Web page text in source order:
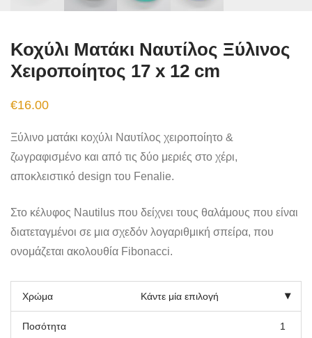
Κοχύλι Ματάκι Ναυτίλος Ξύλινος
Χειροποίητος 17 x 12 cm
€16.00
Ξύλινο ματάκι κοχύλι Ναυτίλος χειροποίητο &
ζωγραφισμένο και από τις δύο μεριές στο χέρι,
αποκλειστικό design του Fenalie.
Στο κέλυφος Nautilus που δείχνει τους θαλάμους που είναι
διατεταγμένοι σε μια σχεδόν λογαριθμική σπείρα, που
ονομάζεται ακολουθία Fibonacci.
Χρώμα
Ποσότητα